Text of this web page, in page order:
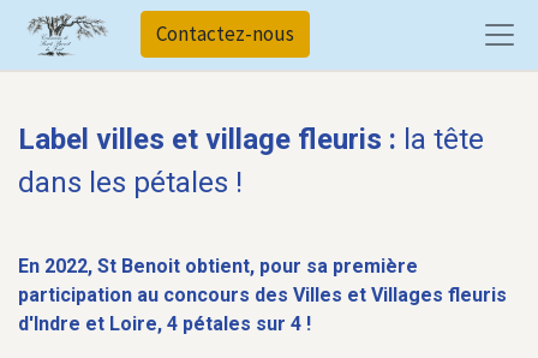
Contactez-nous
Label villes et village fleuris : la tête
dans les pétales !
En 2022, St Benoit obtient, pour sa première
participation au concours des Villes et Villages fleuris
d'Indre et Loire, 4 pétales sur 4 !